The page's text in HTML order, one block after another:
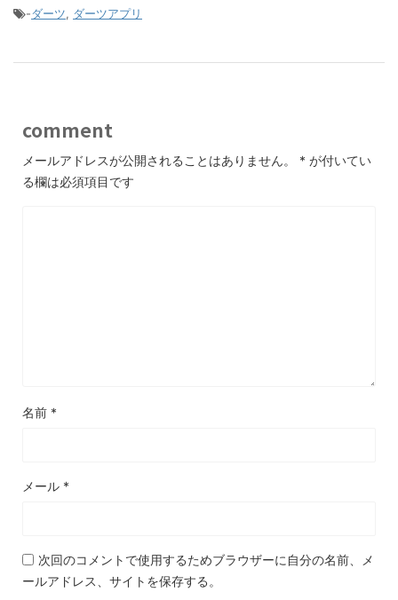
-ダーツ, ダーツアプリ
comment
メールアドレスが公開されることはありません。 * が付いてい
る欄は必須項目です
名前 *
メール *
次回のコメントで使用するためブラウザーに自分の名前、メ
ールアドレス、サイトを保存する。